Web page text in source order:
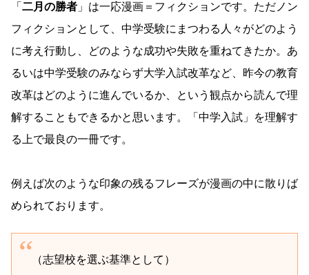
「 二月の勝者 」は一応漫画＝フィクションです。ただノン
フィクションとして、中学受験にまつわる人々がどのよう
に考え行動し、どのような成功や失敗を重ねてきたか。あ
るいは中学受験のみならず大学入試改革など、昨今の教育
改革はどのように進んでいるか、という観点から読んで理
解することもできるかと思います。「中学入試」を理解す
る上で最良の一冊です。
例えば次のような印象の残るフレーズが漫画の中に散りば
められております。
（志望校を選ぶ基準として）